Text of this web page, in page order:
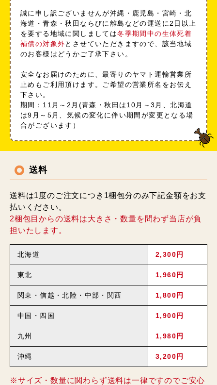
誠に申し訳ございませんが沖縄・鹿児島・宮崎・北
海道・青森・秋田ならびに離島などの運送に2日以上
を要する地域に関しましては冬季期間中の生体死着
補償の対象外とさせていただきますので、該当地域
のお客様はどうかご了承下さい。
安全なお届けのために、最寄りのヤマト運輸営業所
止めもご利用頂けます。ご希望の営業所名をお伝え
下さい。
期間：11月～2月(青森・秋田は10月～3月、北海道
は9月～5月、気候の変化に伴い期間が変更となる場
合がございます）
送料
送料は1度のご注文につき1梱包分のみ下記金額をお支
払いください。
2梱包目からの送料は大きさ・数量を問わず当店が負
担いたします。
北海道 2,300円
東北 1,960円
関東・信越・北陸・中部・関西 1,800円
中国・四国 1,900円
九州 1,980円
沖縄 3,200円
※サイズ・数量に関わらず送料は一律ですのでご安心